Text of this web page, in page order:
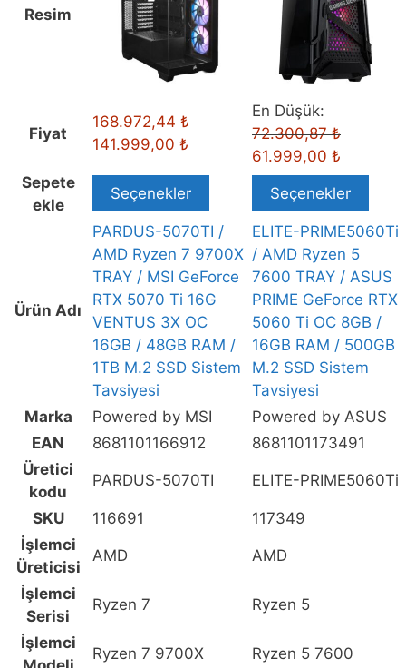
AMD
MSI
RTX
5070
3X
RAM
1TB
M.2
Sistem
Tavsiyesi,
ELITE-
PRIME5060Ti
AMD
Resim
Fiyat
168.972,44₺Orijinal
168.972,44 ₺.
141.999,00 ₺
fiyat:
141.999,00 ₺.
En Düşük:
72.300,87₺Orijinal
61.999,00 ₺
andaki
fiyat:
Sepete
ekle
Seçenekler Seçenekler
Ürün Adı
PARDUS-5070TI /
AMD Ryzen 7 9700X
TRAY / MSI GeForce
RTX 5070 Ti 16G
VENTUS 3X OC
16GB / 48GB RAM /
1TB M.2 SSD Sistem
Tavsiyesi
ELITE-PRIME5060Ti
/ AMD Ryzen 5
7600 TRAY / ASUS
PRIME GeForce RTX
5060 Ti OC 8GB /
16GB RAM / 500GB
M.2 SSD Sistem
Tavsiyesi
Marka
Powered by MSI
Powered by ASUS
EAN
8681101166912
8681101173491
Üretici
kodu
PARDUS-5070TI ELITE-PRIME5060Ti
SKU 116691
117349
İşlemci
Üreticisi
AMD AMD
İşlemci
Serisi
Ryzen 7 Ryzen 5
İşlemci
Ryzen 7 9700X Ryzen 5 7600